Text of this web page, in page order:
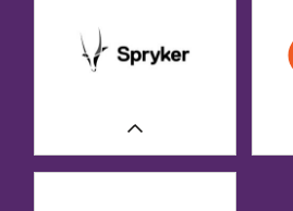
ERFAHREN SIE MEHR